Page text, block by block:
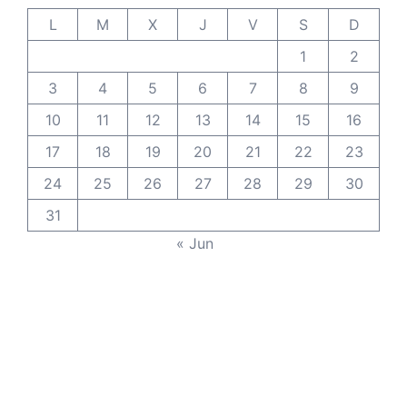
L
M X J V S
D
1
2
3
4 5 6 7 8
9
10
11 12 13 14 15
16
17
18 19 20 21 22
23
24
25 26 27 28 29
30
31
« Jun